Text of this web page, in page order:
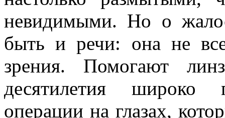
невидимыми. Но о
быть и речи: она не
зрения. Помогают
десятилетия широко
операции на глазах,